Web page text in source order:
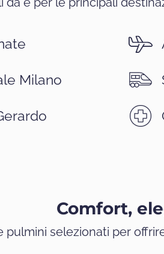
Milano
Comfort,
pulmini selezionati per